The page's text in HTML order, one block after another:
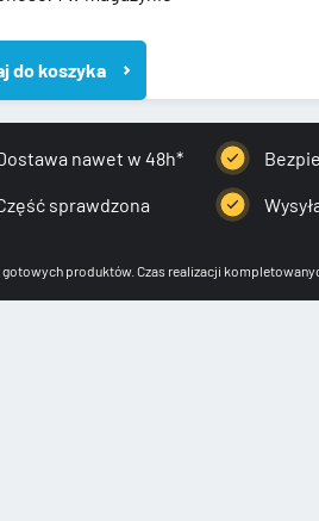
do koszyka
nawet w 48h*
sprawdzona
produktów. Czas realizacji